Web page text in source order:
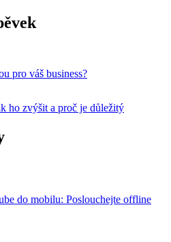
pro váš business?
ho zvýšit a proč je důležitý